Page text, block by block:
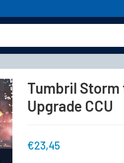
Tumbril Storm
Upgrade CCU
€23,45